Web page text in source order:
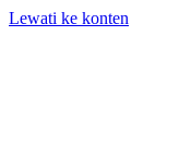
Lewati ke konten